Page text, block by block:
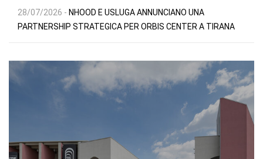
28/07/2026 - NHOOD E USLUGA ANNUNCIANO UNA
PARTNERSHIP STRATEGICA PER ORBIS CENTER A TIRANA